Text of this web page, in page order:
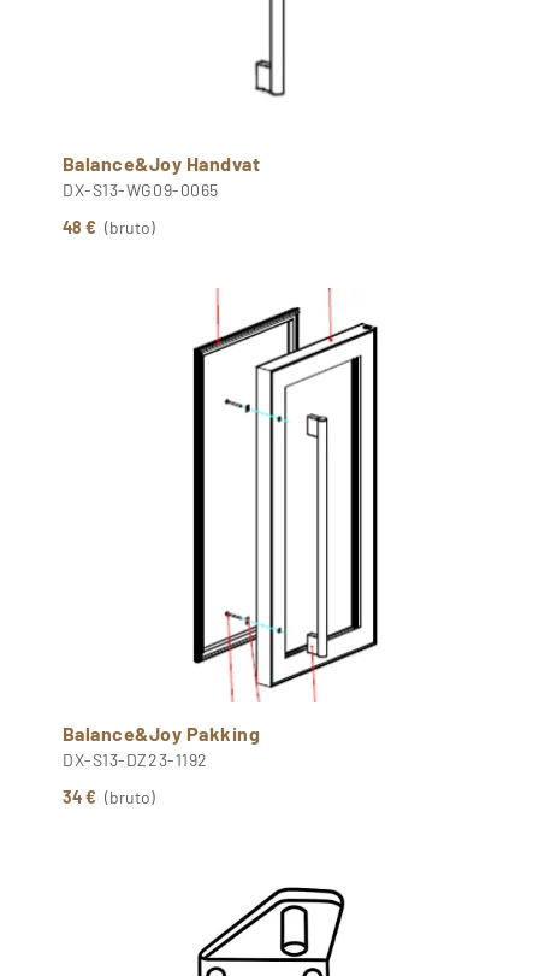
Balance&Joy Handvat
DX-S13-WG09-0065
48 € (bruto)
Balance&Joy Pakking
DX-S13-DZ23-1192
34 € (bruto)